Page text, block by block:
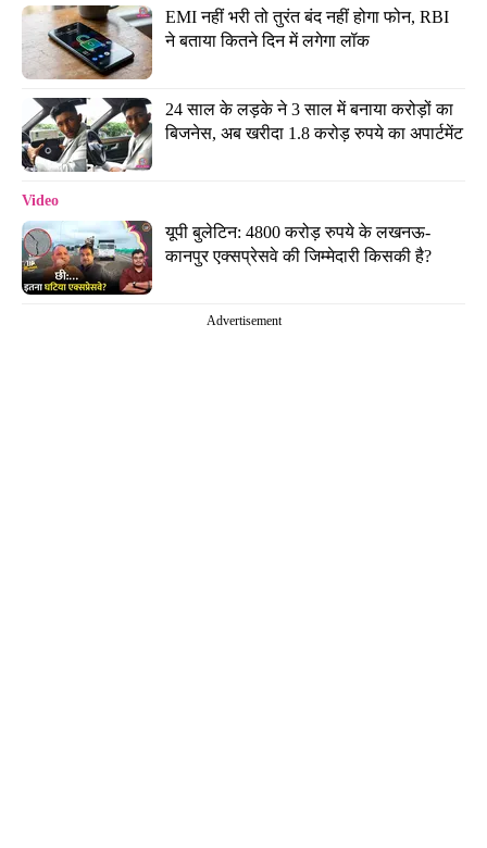
EMI नहीं भरी तो तुरंत बंद नहीं होगा फोन, RBI
ने बताया कितने दिन में लगेगा लॉक
24 साल के लड़के ने 3 साल में बनाया करोड़ों का
बिजनेस, अब खरीदा 1.8 करोड़ रुपये का अपार्टमेंट
Video
यूपी बुलेटिन: 4800 करोड़ रुपये के लखनऊ-
कानपुर एक्सप्रेसवे की जिम्मेदारी किसकी है?
Advertisement